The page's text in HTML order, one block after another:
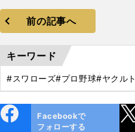
前の記事へ
キーワード
#スワローズ#プロ野球#ヤクルト
ok
Facebookで
フォローする